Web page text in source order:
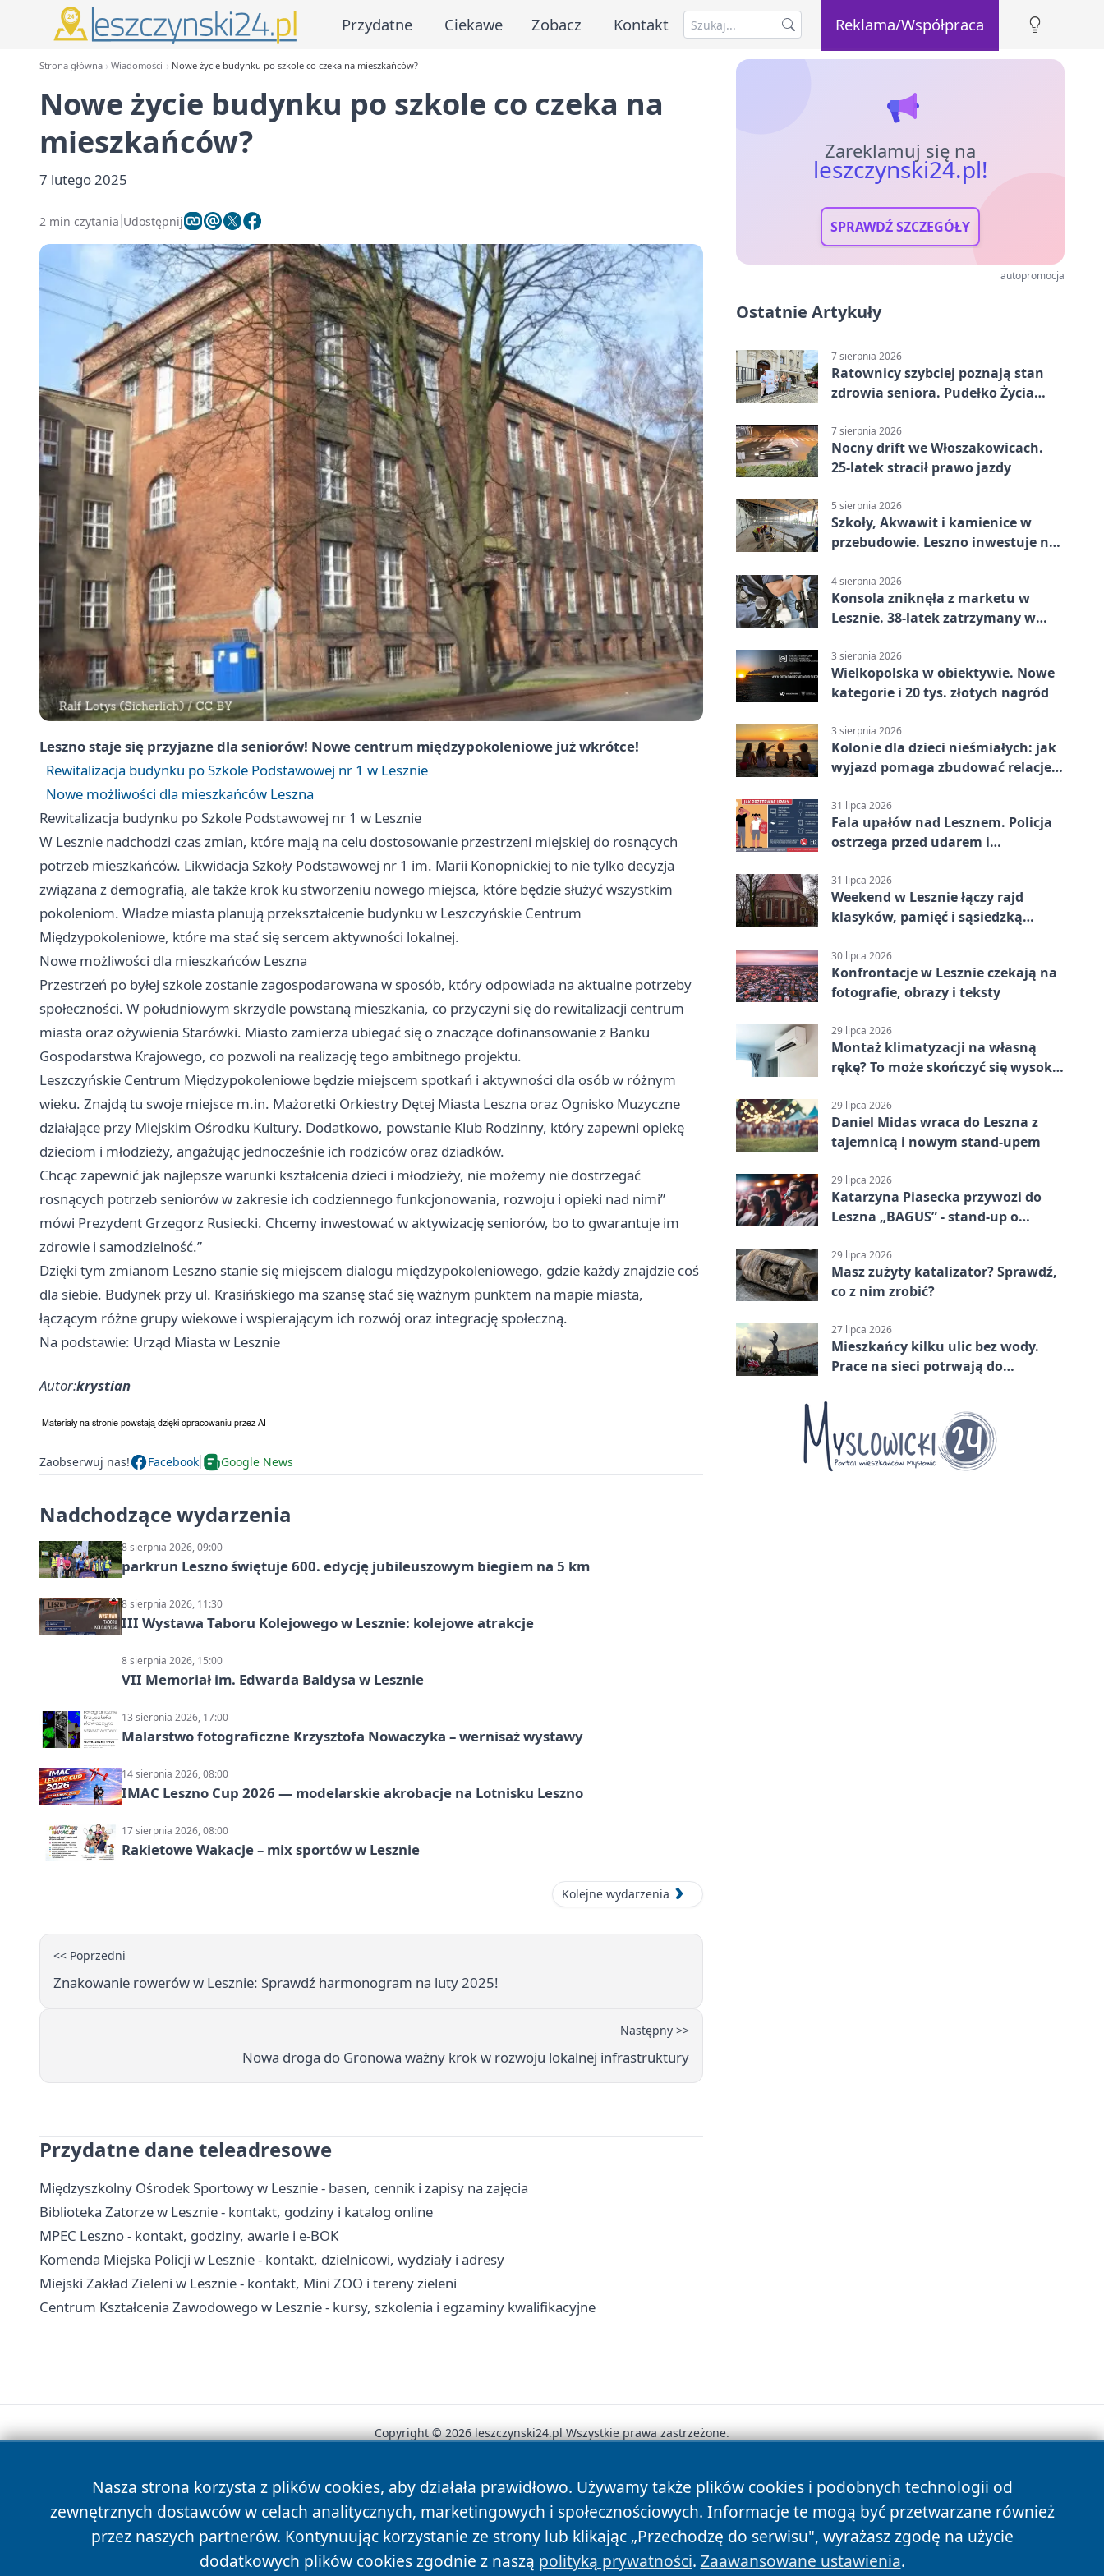
Przydatne Ciekawe Zobacz Kontakt Reklama/Współpraca
Strona główna Wiadomości Nowe życie budynku po szkole co czeka na mieszkańców?
Nowe życie budynku po szkole co czeka na
mieszkańców?
7 lutego 2025
2 min czytania Udostępnij
Lesznostaje się przyjazne dla seniorów! Nowe centrum międzypokoleniowe już wkrótce!
Rewitalizacja budynku po Szkole Podstawowej nr 1 w Lesznie
Nowe możliwości dla mieszkańców Leszna
Rewitalizacja budynku po Szkole Podstawowej nr 1 w Lesznie
W Lesznie nadchodzi czas zmian, które mają na celu dostosowanie przestrzeni miejskiej do rosnących
potrzeb mieszkańców. Likwidacja Szkoły Podstawowej nr 1 im. Marii Konopnickiej to nie tylko decyzja
związana z demografią, ale także krok ku stworzeniu nowego miejsca, które będzie służyć wszystkim
pokoleniom. Władze miasta planują przekształcenie budynku w Leszczyńskie Centrum
Międzypokoleniowe, które ma stać się sercem aktywności lokalnej.
Nowe możliwości dla mieszkańców Leszna
Przestrzeń po byłej szkole zostanie zagospodarowana w sposób, który odpowiada na aktualne potrzeby
społeczności. W południowym skrzydle powstaną mieszkania, co przyczyni się do rewitalizacji centrum
miasta oraz ożywienia Starówki. Miasto zamierza ubiegać się o znaczące dofinansowanie z Banku
Gospodarstwa Krajowego, co pozwoli na realizację tego ambitnego projektu.
Leszczyńskie Centrum Międzypokoleniowe będzie miejscem spotkań i aktywności dla osób w różnym
wieku. Znajdą tu swoje miejsce m.in. Mażoretki Orkiestry Dętej Miasta Leszna oraz Ognisko Muzyczne
działające przy Miejskim Ośrodku Kultury. Dodatkowo, powstanie Klub Rodzinny, który zapewni opiekę
dzieciom i młodzieży, angażując jednocześnie ich rodziców oraz dziadków.
Chcąc zapewnić jak najlepsze warunki kształcenia dzieci i młodzieży, nie możemy nie dostrzegać
rosnących potrzeb seniorów w zakresie ich codziennego funkcjonowania, rozwoju i opieki nad nimi”
mówi Prezydent Grzegorz Rusiecki. Chcemy inwestować w aktywizację seniorów, bo to gwarantuje im
zdrowie i samodzielność.”
Dzięki tym zmianom Leszno stanie się miejscem dialogu międzypokoleniowego, gdzie każdy znajdzie coś
dla siebie. Budynek przy ul. Krasińskiego ma szansę stać się ważnym punktem na mapie miasta,
łączącym różne grupy wiekowe i wspierającym ich rozwój oraz integrację społeczną.
Na podstawie: Urząd Miasta w Lesznie
Autor:krystian
Zaobserwuj nas! Facebook Google News
Nadchodzące wydarzenia
8 sierpnia 2026, 09:00
parkrun Leszno świętuje 600. edycję jubileuszowym biegiem na 5 km
8 sierpnia 2026, 11:30
III Wystawa Taboru Kolejowego w Lesznie: kolejowe atrakcje
8 sierpnia 2026, 15:00
VII Memoriał im. Edwarda Baldysa w Lesznie
13 sierpnia 2026, 17:00
Malarstwo fotograficzne Krzysztofa Nowaczyka – wernisaż wystawy
14 sierpnia 2026, 08:00
IMAC Leszno Cup 2026 — modelarskie akrobacje na Lotnisku Leszno
17 sierpnia 2026, 08:00
Rakietowe Wakacje – mix sportów w Lesznie
Kolejne wydarzenia
<< Poprzedni
Znakowanie rowerów w Lesznie: Sprawdź harmonogram na luty 2025!
Następny >>
Nowa droga do Gronowa ważny krok w rozwoju lokalnej infrastruktury
Przydatne dane teleadresowe
Międzyszkolny Ośrodek Sportowy w Lesznie - basen, cennik i zapisy na zajęcia
Biblioteka Zatorze w Lesznie - kontakt, godziny i katalog online
MPEC Leszno - kontakt, godziny, awarie i e-BOK
Komenda Miejska Policji w Lesznie - kontakt, dzielnicowi, wydziały i adresy
Miejski Zakład Zieleni w Lesznie - kontakt, Mini ZOO i tereny zieleni
Centrum Kształcenia Zawodowego w Lesznie - kursy, szkolenia i egzaminy kwalifikacyjne
Zareklamuj się na
leszczynski24.pl!
SPRAWDŹ SZCZEGÓŁY
autopromocja
Ostatnie Artykuły
7 sierpnia 2026
Ratownicy szybciej poznają stan
zdrowia seniora. Pudełko Życia
7 sierpnia 2026
Nocny drift we Włoszakowicach.
25-latek stracił prawo jazdy
5 sierpnia 2026
Szkoły, Akwawit i kamienice w
przebudowie. Leszno inwestuje na
4 sierpnia 2026
Konsola zniknęła z marketu w
Lesznie. 38-latek zatrzymany w
3 sierpnia 2026
Wielkopolska w obiektywie. Nowe
kategorie i 20 tys. złotych nagród
3 sierpnia 2026
Kolonie dla dzieci nieśmiałych: jak
wyjazd pomaga zbudować relacje z
31 lipca 2026
Fala upałów nad Lesznem. Policja
ostrzega przed udarem i
31 lipca 2026
Weekend w Lesznie łączy rajd
klasyków, pamięć i sąsiedzką
30 lipca 2026
Konfrontacje w Lesznie czekają na
fotografie, obrazy i teksty
29 lipca 2026
Montaż klimatyzacji na własną
rękę? To może skończyć się wysoką
29 lipca 2026
Daniel Midas wraca do Leszna z
tajemnicą i nowym stand-upem
29 lipca 2026
Katarzyna Piasecka przywozi do
Leszna „BAGUS” - stand-up o
29 lipca 2026
Masz zużyty katalizator? Sprawdź,
co z nim zrobić?
27 lipca 2026
Mieszkańcy kilku ulic bez wody.
Prace na sieci potrwają do
Nasza strona korzysta z plików cookies, aby działała prawidłowo. Używamy także plików cookies i podobnych technologii od
zewnętrznych dostawców w celach analitycznych, marketingowych i społecznościowych. Informacje te mogą być przetwarzane również
przez naszych partnerów. Kontynuując korzystanie ze strony lub klikając „Przechodzę do serwisu", wyrażasz zgodę na użycie
dodatkowych plików cookies zgodnie z naszą polityką prywatności. Zaawansowane ustawienia.
Copyright © 2026 leszczynski24.pl Wszystkie prawa zastrzeżone.
News Autorzy Polityka Prywatności Polityka Cookies